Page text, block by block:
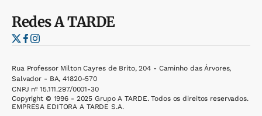
RedesA TARDE
Rua Professor Milton Cayres de Brito, 204 - Caminho das Árvores,
Salvador - BA, 41820-570
CNPJ nº 15.111.297/0001-30
Copyright © 1996 - 2025 Grupo A TARDE. Todos os direitos reservados.
EMPRESA EDITORA A TARDE S.A.